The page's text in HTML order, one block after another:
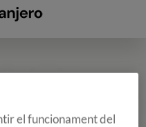
online
el funcionament del